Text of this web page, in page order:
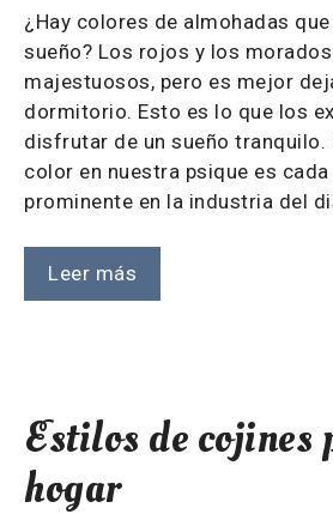
¿Hay colores de almohadas
sueño? Los rojos y los
majestuosos, pero es mejor
dormitorio. Esto es lo que los
disfrutar de un sueño tranquilo.
color en nuestra psique es cada
prominente en la industria del
Leer más
Estilos de cojines
hogar